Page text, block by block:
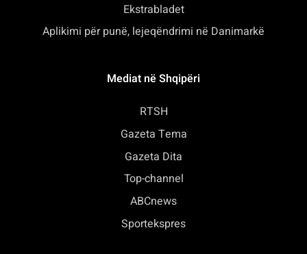
Ekstrabladet
Aplikimi për punë, lejeqëndrimi në Danimarkë
Mediat në Shqipëri
RTSH
Gazeta Tema
Gazeta Dita
Top-channel
ABCnews
Sportekspres